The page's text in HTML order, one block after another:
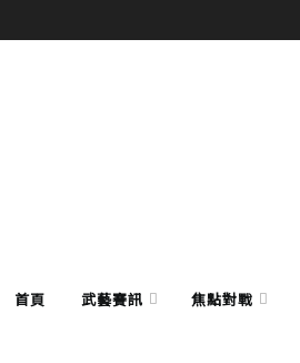
首頁 武藝賽訊 焦點對戰